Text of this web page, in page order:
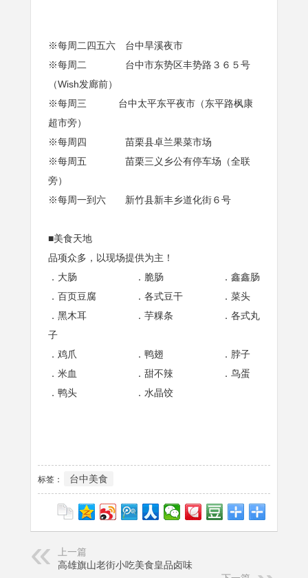
※每周二四五六 台中旱溪夜市
※每周二 台中市东势区丰势路３６５号
（Wish发廊前）
※每周三 台中太平东平夜市（东平路枫康
超市旁）
※每周四 苗栗县卓兰果菜市场
※每周五 苗栗三义乡公有停车场（全联
旁）
※每周一到六 新竹县新丰乡道化街６号
■美食天地
品项众多，以现场提供为主！
．大肠 ．脆肠 ．鑫鑫肠
．百页豆腐 ．各式豆干 ．菜头
．黑木耳 ．芋粿条 ．各式丸
子
．鸡爪 ．鸭翅 ．脖子
．米血 ．甜不辣 ．鸟蛋
．鸭头 ．水晶饺
标签： 台中美食
上一篇
高雄旗山老街小吃美食皇品卤味